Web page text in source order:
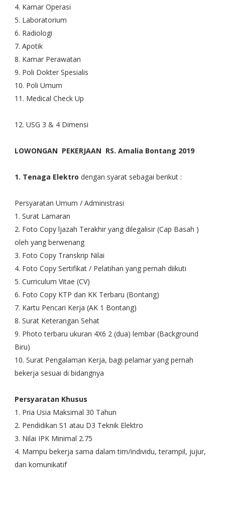
4. Kamar Operasi
5. Laboratorium
6. Radiologi
7. Apotik
8. Kamar Perawatan
9. Poli Dokter Spesialis
10. Poli Umum
11. Medical Check Up
12. USG 3 & 4 Dimensi
LOWONGAN PEKERJAAN RS. Amalia Bontang 2019
1. Tenaga Elektro dengan syarat sebagai berikut :
Persyaratan Umum / Administrasi
1. Surat Lamaran
2. Foto Copy ljazah Terakhir yang dilegalisir (Cap Basah )
oleh yang berwenang
3. Foto Copy Transkrip Nilai
4. Foto Copy Sertifikat / Pelatihan yang pernah diikuti
5. Curriculum Vitae (CV)
6. Foto Copy KTP dan KK Terbaru (Bontang)
7. Kartu Pencari Kerja (AK 1 Bontang)
8. Surat Keterangan Sehat
9. Photo terbaru ukuran 4X6 2 (dua) lembar (Background
Biru)
10. Surat Pengalaman Kerja, bagi pelamar yang pernah
bekerja sesuai di bidangnya
Persyaratan Khusus
1. Pria Usia Maksimal 30 Tahun
2. Pendidikan S1 atau D3 Teknik Elektro
3. Nilai IPK Minimal 2.75
4. Mampu bekerja sama dalam tim/individu, terampil, jujur,
dan komunikatif